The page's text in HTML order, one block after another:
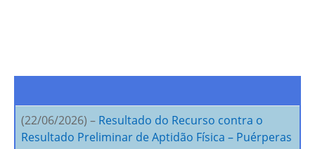
(22/06/2026) – Resultado do Recurso contra o
Resultado Preliminar de Aptidão Física – Puérperas